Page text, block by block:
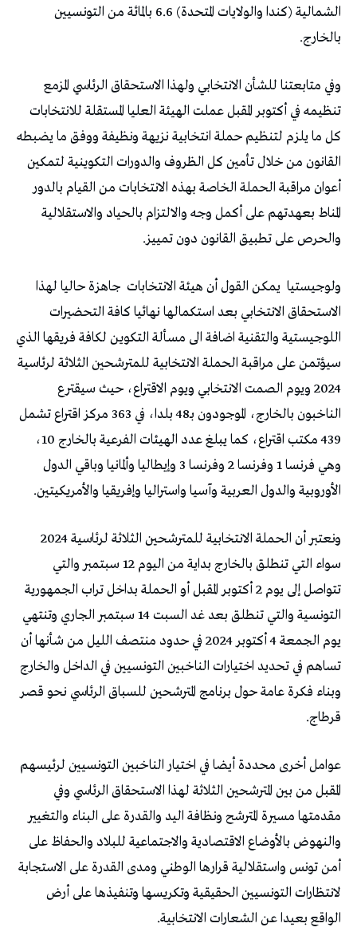
الشمالية (كندا والولايات المتحدة) 6.6 بالمائة من التونسيين
بالخارج.
وفي متابعتنا للشأن الانتخابي ولهذا الاستحقاق الرئاسي المزمع
تنظيمه في أكتوبر المقبل عملت الهيئة العليا المستقلة للانتخابات
كل ما يلزم لتنظيم حملة انتخابية نزيهة ونظيفة ووفق ما يضبطه
القانون من خلال تأمين كل الظروف والدورات التكوينية لتمكين
أعوان مراقبة الحملة الخاصة بهذه الانتخابات من القيام بالدور
المناط بعهدتهم على أكمل وجه والالتزام بالحياد والاستقلالية
والحرص على تطبيق القانون دون تمييز.
ولوجيستيا يمكن القول أن هيئة الانتخابات جاهزة حاليا لهذا
الاستحقاق الانتخابي بعد استكمالها نهائيا كافة التحضيرات
اللوجيستية والتقنية اضافة الى مسألة التكوين لكافة فريقها الذي
سيؤتمن على مراقبة الحملة الانتخابية للمترشحين الثلاثة لرئاسية
2024 ويوم الصمت الانتخابي ويوم الاقتراع، حيث سيقترع
الناخبون بالخارج، الموجودون بـ48 بلدا، في 363 مركز اقتراع تشمل
439 مكتب اقتراع، كما يبلغ عدد الهيئات الفرعية بالخارج 10،
وهي فرنسا 1 وفرنسا 2 وفرنسا 3 وإيطاليا وألمانيا وباقي الدول
الأوروبية والدول العربية وآسيا واستراليا وإفريقيا والأمريكيتين.
ونعتبر أن الحملة الانتخابية للمترشحين الثلاثة لرئاسية 2024
سواء التي تنطلق بالخارج بداية من اليوم 12 سبتمبر والتي
تتواصل إلى يوم 2 أكتوبر المقبل أو الحملة بداخل تراب الجمهورية
التونسية والتي تنطلق بعد غد السبت 14 سبتمبر الجاري وتنتهي
يوم الجمعة 4 أكتوبر 2024 في حدود منتصف الليل من شأنها أن
تساهم في تحديد اختيارات الناخبين التونسيين في الداخل والخارج
وبناء فكرة عامة حول برنامج المترشحين للسباق الرئاسي نحو قصر
قرطاج.
عوامل أخرى محددة أيضا في اختيار الناخبين التونسيين لرئيسهم
المقبل من بين المترشحين الثلاثة لهذا الاستحقاق الرئاسي وفي
مقدمتها مسيرة المترشح ونظافة اليد والقدرة على البناء والتغيير
والنهوض بالأوضاع الاقتصادية والاجتماعية للبلاد والحفاظ على
أمن تونس واستقلالية قرارها الوطني ومدى القدرة على الاستجابة
لانتظارات التونسيين الحقيقية وتكريسها وتنفيذها على أرض
الواقع بعيدا عن الشعارات الانتخابية.